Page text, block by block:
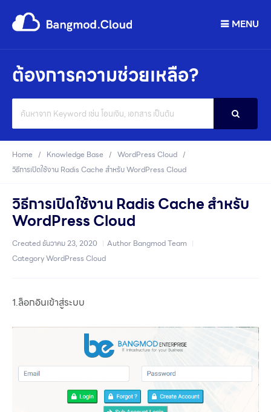
MENU
ต้องการความช่วยเหลือ?
For
Home Knowledge Base
WordPress Cloud
วิธีการเปิดใช้งาน Radis Cache สำหรับ WordPress Cloud
วิธีการเปิดใช้งาน Radis Cache สำหรับ
WordPress Cloud
Createdธันวาคม 23, 2020 Author Bangmod Team
CategoryWordPress Cloud
1.ล็อกอินเข้าสู่ระบบ